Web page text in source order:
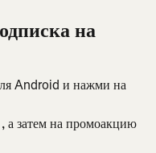
на
Android и нажми на
, а затем на промоакцию